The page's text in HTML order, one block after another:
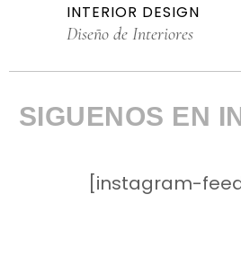
INTERIOR DESIGN
Diseño de Interiores
SIGUENOS EN
[instagram-